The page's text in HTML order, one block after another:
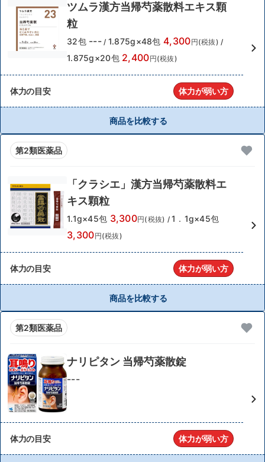
ツムラ漢方当帰芍薬散料エキス顆
粒
32包 --- / 1.875g×48包 4,300円(税抜) /
1.875g×20包 2,400円(税抜)
体力の目安 体力が弱い方
商品を比較する
第2類医薬品
「クラシエ」漢方当帰芍薬散料エ
キス顆粒
1.1g×45包 3,300円(税抜) / 1．1g×45包
3,300円(税抜)
体力の目安 体力が弱い方
商品を比較する
第2類医薬品
ナリピタン 当帰芍薬散錠
---
体力の目安 体力が弱い方